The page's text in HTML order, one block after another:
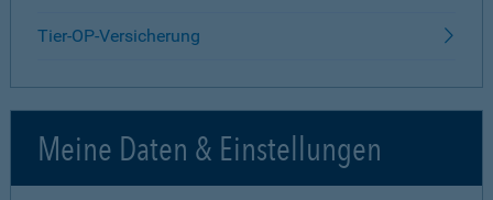
Tier-OP-Versicherung
Meine Daten & Einstellungen